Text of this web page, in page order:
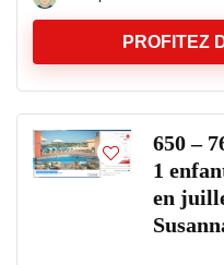
PROFITEZ
650 –
1
en